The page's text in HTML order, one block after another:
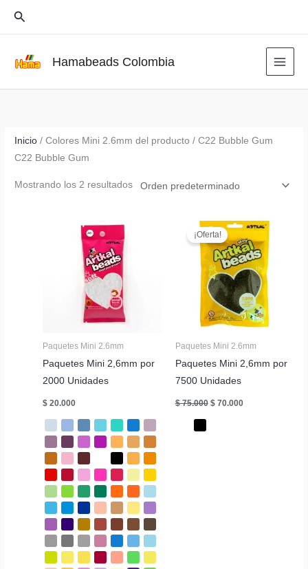
Buscar
Hamabeads Colombia
Inicio / Colores Mini 2.6mm del producto / C22 Bubble Gum
C22 Bubble Gum
Mostrando los 2 resultados
Paquetes Mini 2.6mm
Paquetes Mini 2,6mm por
2000 Unidades
$ 20.000
¡Oferta!
Paquetes Mini 2.6mm
Paquetes Mini 2,6mm por
7500 Unidades
$75.000 El
precio
$70.000El